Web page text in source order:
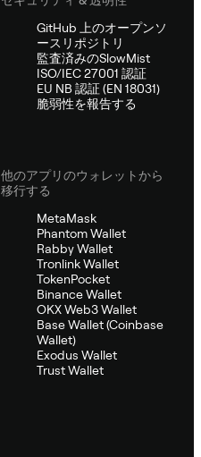
GitHub 上のオープンソ
ースリポジトリ
監査済みのSlowMist
ISO/IEC 27001 認証
EU NB 認証 (EN 18031)
脆弱性を報告する
他のアプリのウォレットから
移行する
MetaMask
Phantom Wallet
Rabby Wallet
Tronlink Wallet
TokenPocket
Binance Wallet
OKX Web3 Wallet
Base Wallet (Coinbase
Wallet)
Exodus Wallet
Trust Wallet